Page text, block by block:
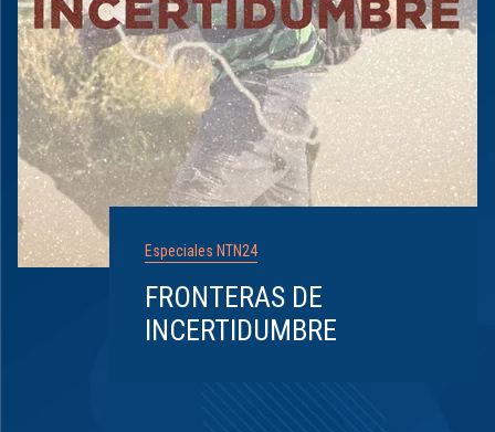
Especiales NTN24
FRONTERAS DE
INCERTIDUMBRE